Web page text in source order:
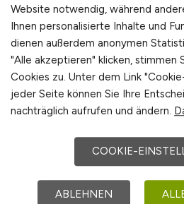
gesamten
CV-Review, Tech-
Vergleiche und
Interviews. Wer Kafka
Limitierungen kennen. Wer
sollte Performance-Muster
Wir bereiten Sie darauf vor
methodisch. Zudem
mit Entscheidern: direkt,
unnötige Umwege. Unsere
Datenarchitektur keine
Website notwendig, während
Ihnen personalisierte Inhalte und
dienen außerdem anonymen
"Alle akzeptieren" klicken, stimmen
Cookies zu. Unter dem Link
jeder Seite können Sie Ihre
nachträglich aufrufen und ändern.
COOKIE-
ABLEHNEN